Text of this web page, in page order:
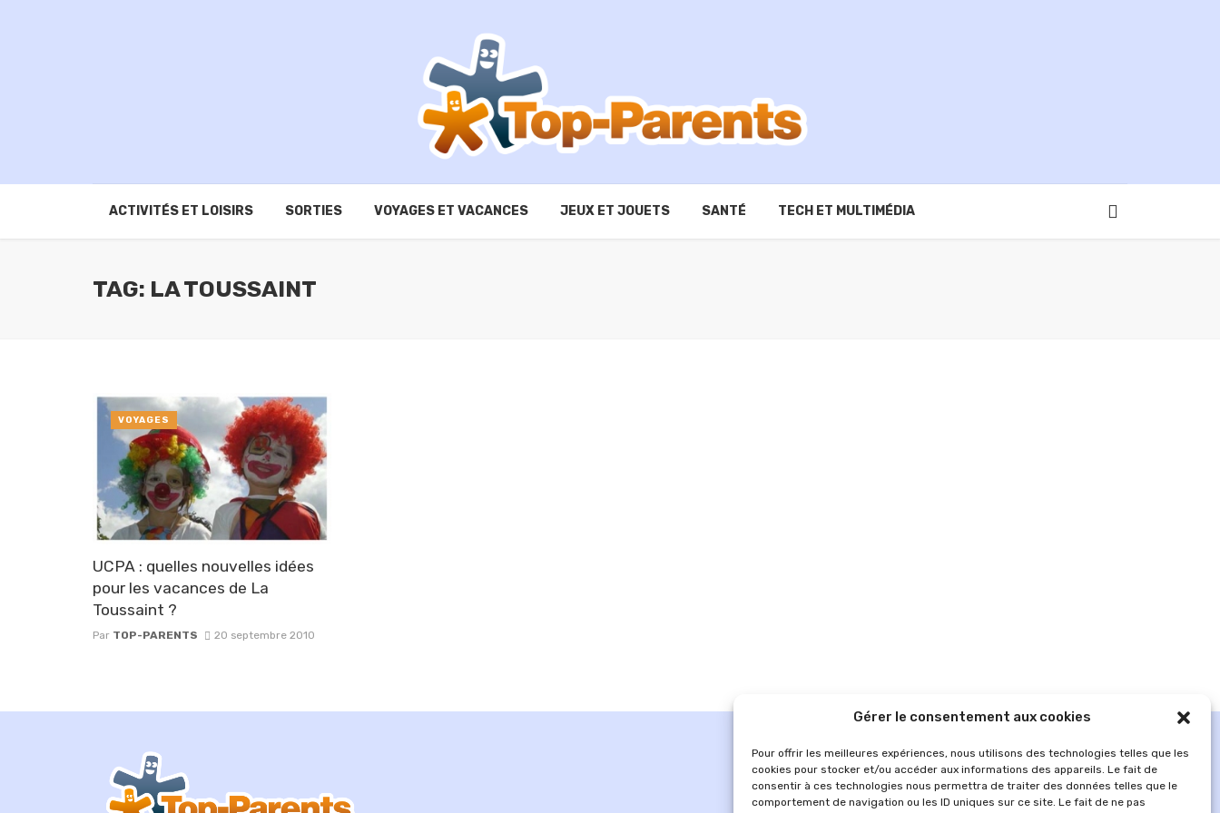
Gérer le consentement aux cookies
Pour offrir les meilleures expériences, nous utilisons des technologies telles que les
cookies pour stocker et/ou accéder aux informations des appareils. Le fait de
consentir à ces technologies nous permettra de traiter des données telles que le
comportement de navigation ou les ID uniques sur ce site. Le fait de ne pas
ACTIVITÉS ET LOISIRS SORTIES VOYAGES ET VACANCES JEUX ET JOUETS SANTÉ TECH ET MULTIMÉDIA
TAG: LA TOUSSAINT
UCPA : quelles nouvelles idées
pour les vacances de La
Toussaint ?
Par TOP-PARENTS 20 septembre 2010
VOYAGES